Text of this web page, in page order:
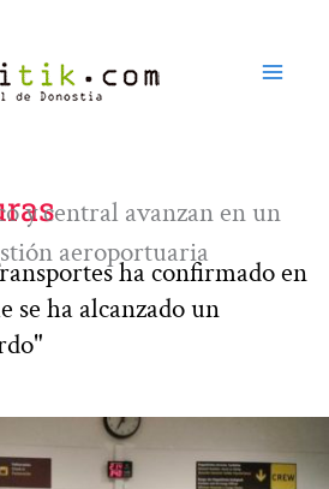
y central avanzan en un
aeroportuaria
ha confirmado en
se ha alcanzado un